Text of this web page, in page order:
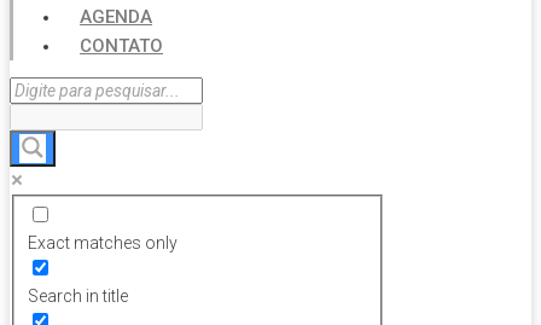
AGENDA
CONTATO
Exact matches only
Search in title